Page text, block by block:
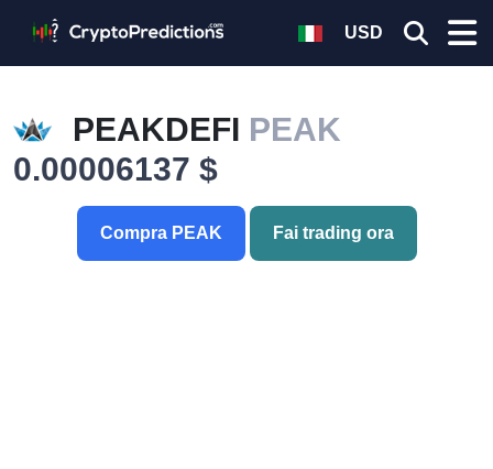
USD
PEAKDEFI PEAK
0.00006137 $
Compra PEAK Fai trading ora